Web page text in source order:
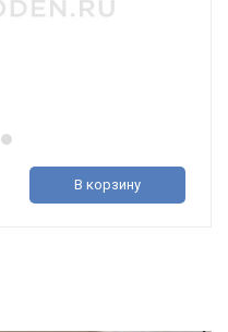
В корзину